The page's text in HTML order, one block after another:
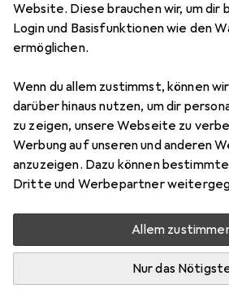
Website. Diese brauchen wir, um dir
Login und Basisfunktionen wie den
ermöglichen.
Wenn du allem zustimmst, können
darüber hinaus nutzen, um dir
zu zeigen, unsere Webseite zu
Werbung auf unseren und anderen
anzuzeigen. Dazu können
Dritte und Werbepartner
Allem
Nur das
Villeroy & Boch Winter
EUR
169,44
3
Bewertungen Marke
Mehr als 10 Stück an Lager
Lieferort angeben für genaue